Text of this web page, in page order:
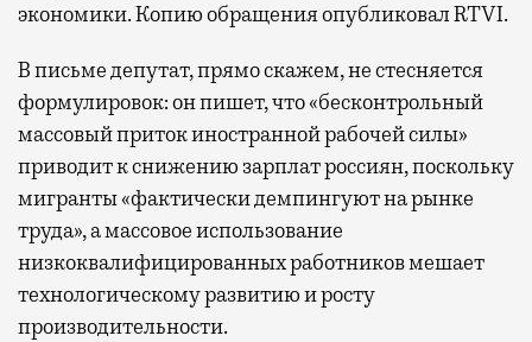
экономики. Копию обращения опубликовал RTVI.
В письме депутат, прямо скажем, не стесняется
формулировок: он пишет, что «бесконтрольный
массовый приток иностранной рабочей силы»
приводит к снижению зарплат россиян, поскольку
мигранты «фактически демпингуют на рынке
труда», а массовое использование
низкоквалифицированных работников мешает
технологическому развитию и росту
производительности.